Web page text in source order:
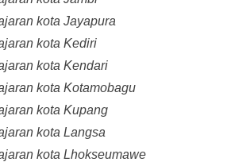
kota Jayapura
kota Kediri
kota Kendari
kota Kotamobagu
kota Kupang
kota Langsa
kota Lhokseumawe